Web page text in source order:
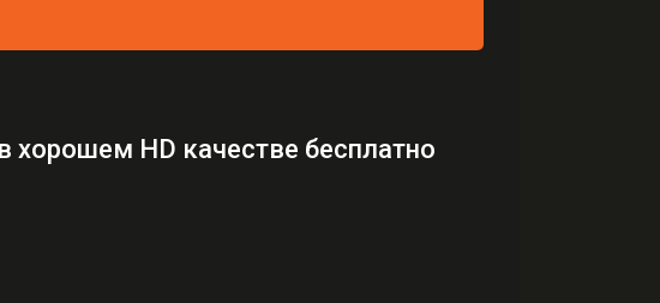
HD качестве бесплатно